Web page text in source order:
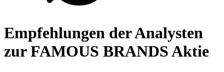
Empfehlungen der Analysten
zur FAMOUS BRANDS Aktie